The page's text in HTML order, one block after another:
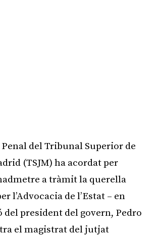
del Tribunal Superior de
(TSJM) ha acordat per
a tràmit la querella
l’Advocacia de l’Estat – en
del president del govern, Pedro
el magistrat del jutjat